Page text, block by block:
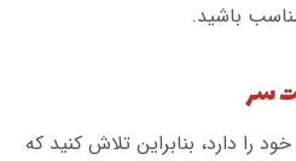
باشید.
سر
را دارد، بنابراین تلاش کنید که